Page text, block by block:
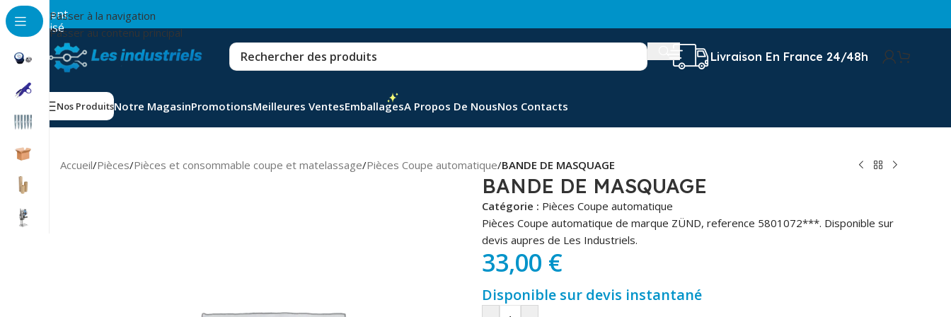
Passer à la navigation
Passer au contenu principal
Paiement
sécurisé
Livraison En France 24/48h
Nos ProduitsNotre MagasinPromotionsMeilleures VentesEmballagesA Propos De NousNos Contacts
Accueil/Pièces/Pièces et consommable coupe et matelassage/Pièces Coupe automatique/BANDE DE MASQUAGE
BANDE DE MASQUAGE
Catégorie : Pièces Coupe automatique
Pièces Coupe automatique de marque ZÜND, reference 5801072***. Disponible sur
devis aupres de Les Industriels.
33,00 €
Disponible sur devis instantané